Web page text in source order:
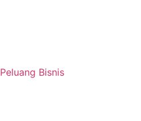
Peluang Bisnis